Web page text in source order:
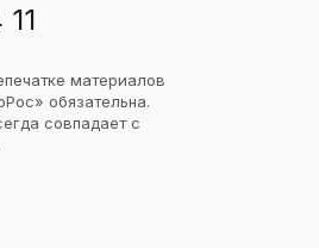
материалов
обязательна.
совпадает с